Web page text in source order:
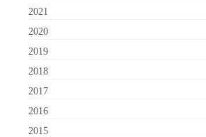
2021
2020
2019
2018
2017
2016
2015